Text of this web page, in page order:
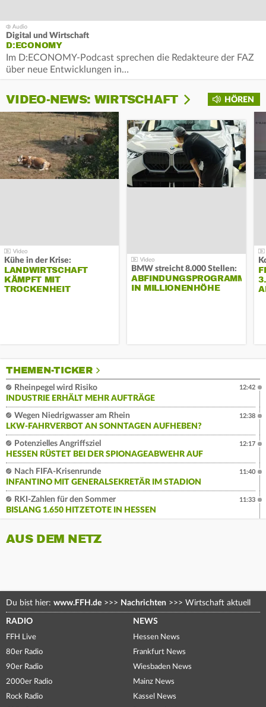
Digital und Wirtschaft
D:ECONOMY
Im D:ECONOMY-Podcast sprechen die Redakteure der FAZ
über neue Entwicklungen in…
HÖREN
VIDEO-NEWS: WIRTSCHAFT
Kühe in der Krise:
LANDWIRTSCHAFT
KÄMPFT MIT
TROCKENHEIT
BMW streicht 8.000 Stellen:
ABFINDUNGSPROGRAMM
IN MILLIONENHÖHE
THEMEN-TICKER
Rheinpegel wird Risiko
INDUSTRIE ERHÄLT MEHR AUFTRÄGE
12:42
Wegen Niedrigwasser am Rhein
LKW-FAHRVERBOT AN SONNTAGEN AUFHEBEN?
12:38
Potenzielles Angriffsziel
HESSEN RÜSTET BEI DER SPIONAGEABWEHR AUF
12:17
Nach FIFA-Krisenrunde
INFANTINO MIT GENERALSEKRETÄR IM STADION
11:40
RKI-Zahlen für den Sommer
BISLANG 1.650 HITZETOTE IN HESSEN
11:33
AUS DEM NETZ
Du bist hier: www.FFH.de >>> Nachrichten >>> Wirtschaft aktuell
RADIO
FFH Live
80er Radio
90er Radio
2000er Radio
Rock Radio
NEWS
Hessen News
Frankfurt News
Wiesbaden News
Mainz News
Kassel News